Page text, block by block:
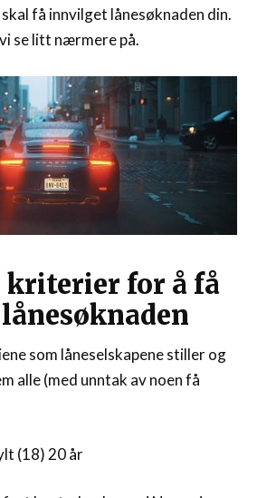
få innvilget lånesøknaden din.
se litt nærmere på.
kriterier for å få
som låneselskapene stiller og
alle (med unntak av noen få
(18) 20 år